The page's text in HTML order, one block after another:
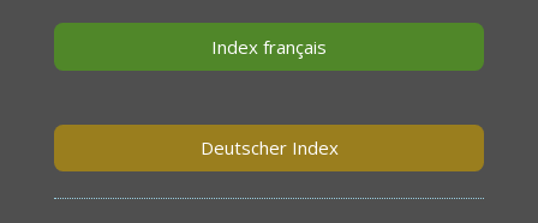
Index français
Deutscher Index